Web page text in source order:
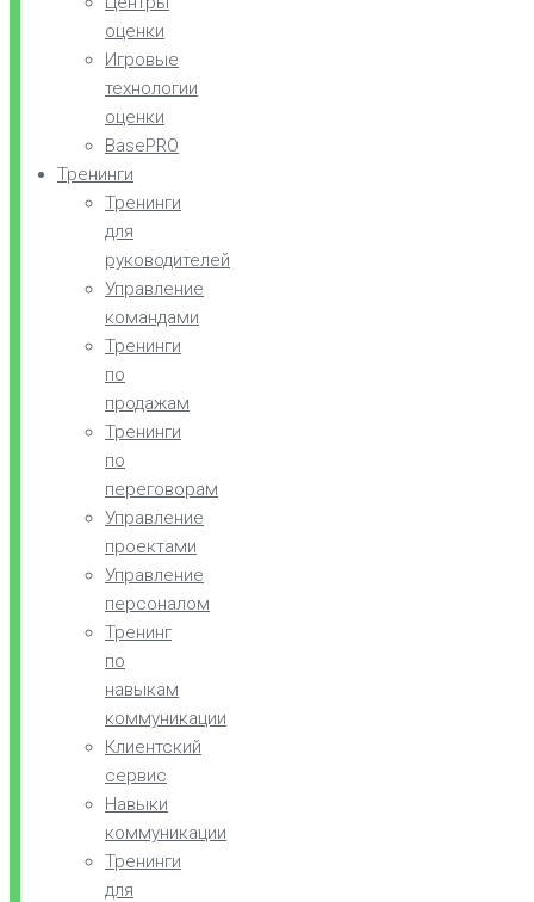
оценки
Игровые
технологии
оценки
BasePRO
Тренинги
Тренинги
для
руководителей
Управление
командами
Тренинги
по
продажам
Тренинги
по
переговорам
Управление
проектами
Управление
персоналом
Тренинг
по
навыкам
коммуникации
Клиентский
сервис
Навыки
коммуникации
Тренинги
для